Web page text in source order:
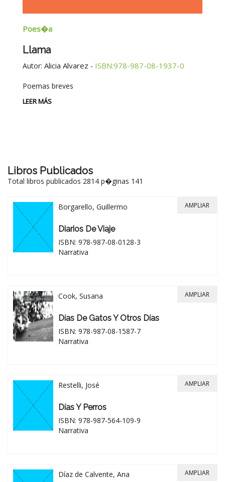
Poes�a
Llama
Autor: Alicia Alvarez - ISBN:978-987-08-1937-0
Poemas breves
LEER MÁS
Libros Publicados
Total libros publicados 2814 p�ginas 141
Borgarello, Guillermo
Diarios De Viaje
ISBN: 978-987-08-0128-3
Narrativa
AMPLIAR
Cook, Susana
Días De Gatos Y Otros Días
ISBN: 978-987-08-1587-7
Narrativa
AMPLIAR
Restelli, José
Días Y Perros
ISBN: 978-987-564-109-9
Narrativa
AMPLIAR
Díaz de Calvente, Ana AMPLIAR